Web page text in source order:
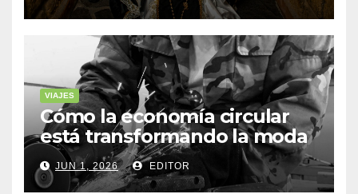
VIAJES
Cómo la economía circular
está transformando la moda
sostenible
JUN 1, 2026 EDITOR